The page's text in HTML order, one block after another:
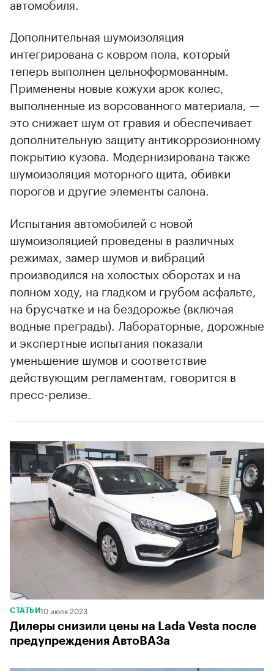
Дополнительная шумоизоляция
интегрирована с ковром пола, который
теперь выполнен цельноформованным.
Применены новые кожухи арок колес,
выполненные из ворсованного материала, —
это снижает шум от гравия и обеспечивает
дополнительную защиту антикоррозионному
покрытию кузова. Модернизирована также
шумоизоляция моторного щита, обивки
порогов и другие элементы салона.
00:00 / 00:00
Испытания автомобилей с новой
шумоизоляцией проведены в различных
режимах, замер шумов и вибраций
производился на холостых оборотах и на
полном ходу, на гладком и грубом асфальте,
на брусчатке и на бездорожье (включая
водные преграды). Лабораторные, дорожные
и экспертные испытания показали
уменьшение шумов и соответствие
действующим регламентам, говорится в
пресс-релизе.
СТАТЬИ10 июля 2023
Дилеры снизили цены на Lada Vesta после
предупреждения АвтоВАЗа